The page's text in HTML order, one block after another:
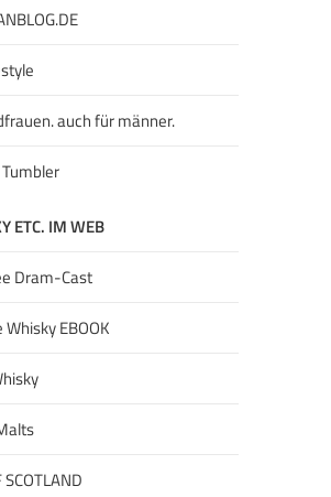
auch für männer.
ETC. IM WEB
Dram-Cast
EBOOK